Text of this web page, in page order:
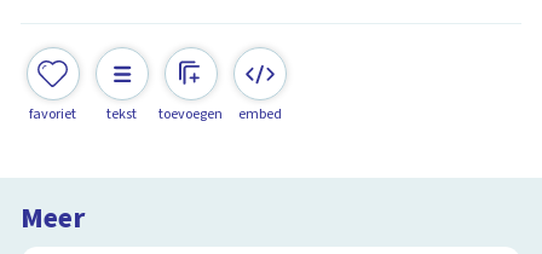
favoriet tekst toevoegen embed
Meer